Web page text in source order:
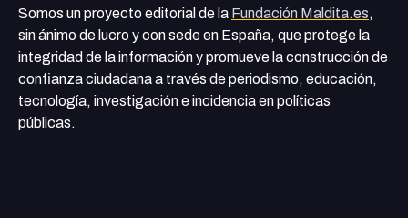
Somos un proyecto editorial de la Fundación Maldita.es,
sin ánimo de lucro y con sede en España, que protege la
integridad de la información y promueve la construcción de
confianza ciudadana a través de periodismo, educación,
tecnología, investigación e incidencia en políticas
públicas.